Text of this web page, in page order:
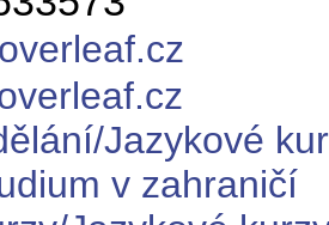
Jazykové
v zahraničí